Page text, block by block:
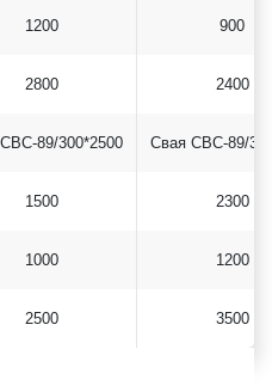
1200
2800
900
2400
89/300*2500
1500
1000
2500
Свая СВС-89/
2300
1200
3500